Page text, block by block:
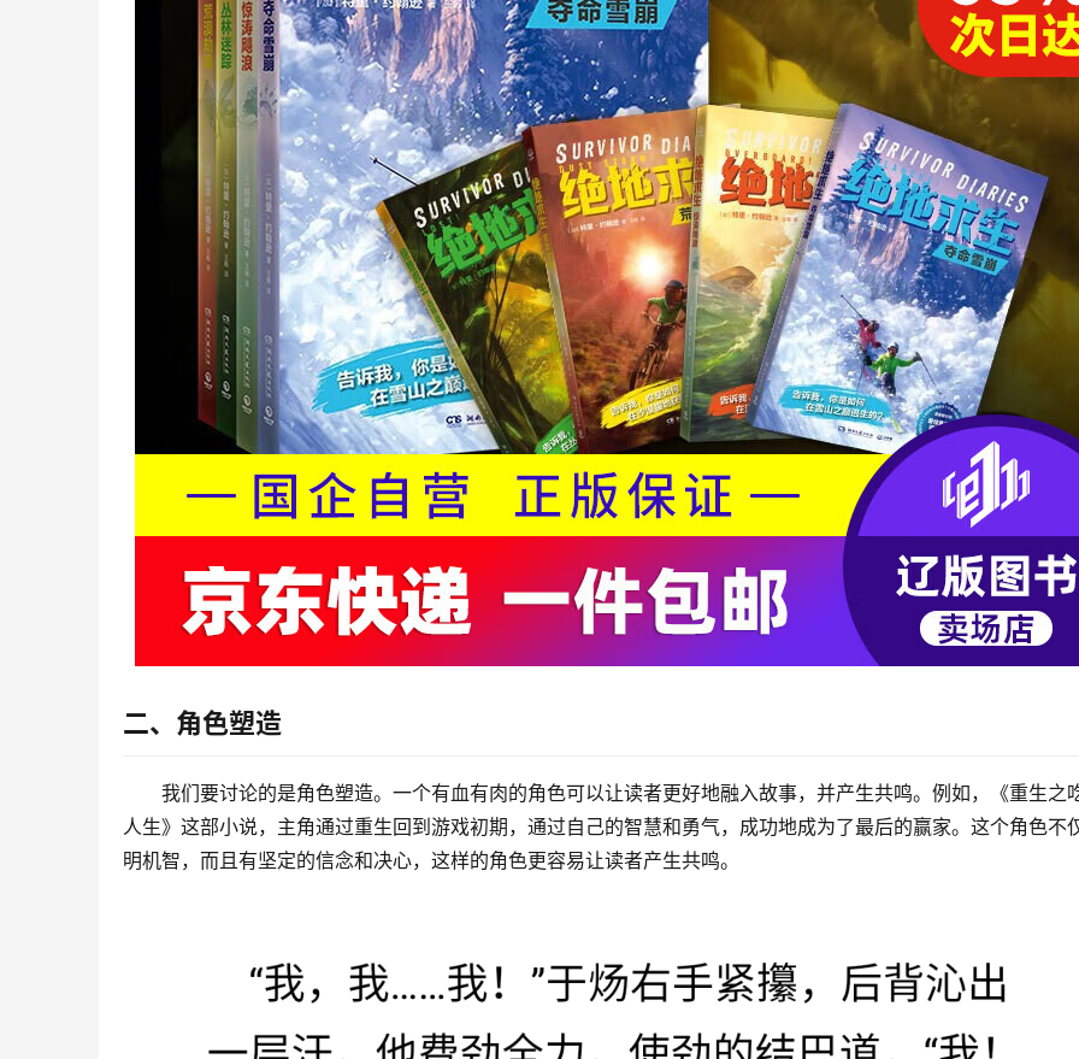
二、角色塑造
我们要讨论的是角色塑造。一个有血有肉的角色可以让读者更好地融入故事，并产生共鸣。例如，《重生之
人生》这部小说，主角通过重生回到游戏初期，通过自己的智慧和勇气，成功地成为了最后的赢家。这个角色不
明机智，而且有坚定的信念和决心，这样的角色更容易让读者产生共鸣。